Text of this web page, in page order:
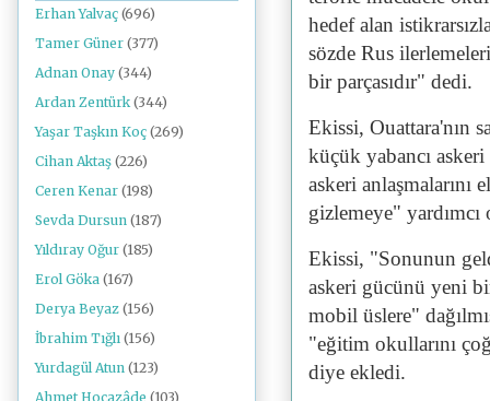
hedef alan
sözde Rus
bir parçasıdır" dedi.
Ekissi, Ouattara'nın
küçük yabancı
askeri
gizlemeye"
Ekissi, "Sonunun
askeri gücünü yeni
mobil üslere"
"eğitim okullarını
diye ekledi.
Erhan Yalvaç (696)
Tamer Güner (377)
Adnan Onay (344)
Ardan Zentürk (344)
Yaşar Taşkın Koç (269)
Cihan Aktaş (226)
Ceren Kenar (198)
Sevda Dursun (187)
Yıldıray Oğur (185)
Erol Göka (167)
Derya Beyaz (156)
İbrahim Tığlı (156)
Yurdagül Atun (123)
Ahmet Hocazâde (103)